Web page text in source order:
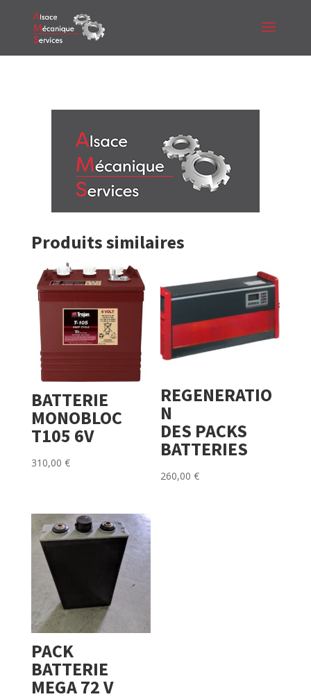
Produits similaires
BATTERIE
MONOBLOC
T105 6V
310,00 €
REGENERATIO
N
DES PACKS
BATTERIES
260,00€
PACK
BATTERIE
MEGA 72 V